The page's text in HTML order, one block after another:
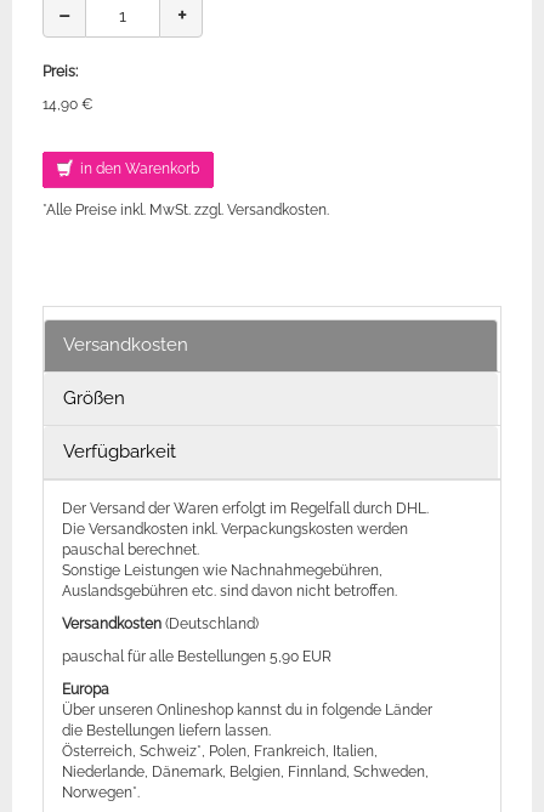
− +
Preis:
14,90 €
in den Warenkorb
*Alle Preise inkl. MwSt. zzgl. Versandkosten.
Versandkosten
Größen
Verfügbarkeit
Der Versand der Waren erfolgt im Regelfall durch DHL.
Die Versandkosten inkl. Verpackungskosten werden
pauschal berechnet.
Sonstige Leistungen wie Nachnahmegebühren,
Auslandsgebühren etc. sind davon nicht betroffen.
Versandkosten (Deutschland)
pauschal für alle Bestellungen 5,90 EUR
Europa
Über unseren Onlineshop kannst du in folgende Länder
die Bestellungen liefern lassen.
Österreich, Schweiz*, Polen, Frankreich, Italien,
Niederlande, Dänemark, Belgien, Finnland, Schweden,
Norwegen*.